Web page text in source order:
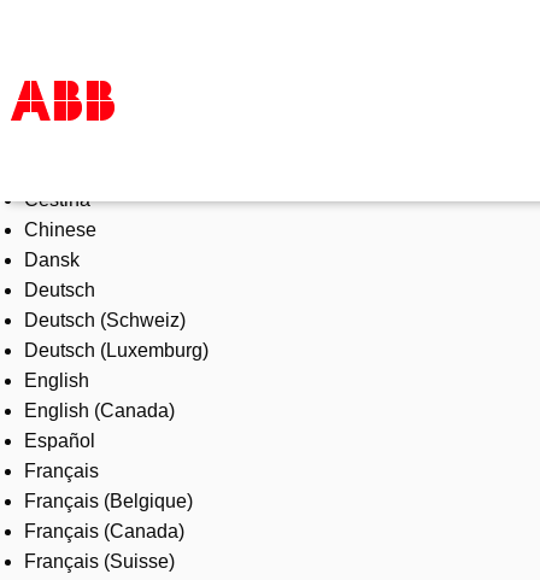
Products & Solutions
Industries
Services
About us
Where to buy
Contact us
Careers
Čeština
Chinese
Dansk
Deutsch
Deutsch (Schweiz)
Deutsch (Luxemburg)
English
English (Canada)
Español
Français
Français (Belgique)
Français (Canada)
Français (Suisse)